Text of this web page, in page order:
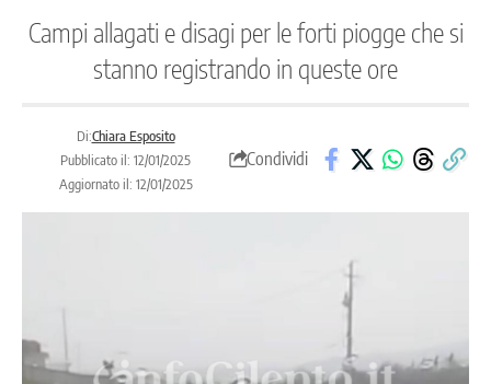
Campi allagati e disagi per le forti piogge che si
stanno registrando in queste ore
Di:Chiara Esposito
Pubblicato il: 12/01/2025
Aggiornato il: 12/01/2025
Condividi